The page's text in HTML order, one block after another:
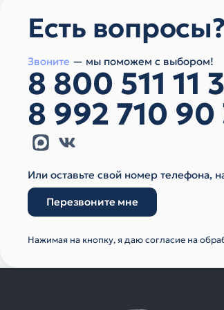
Есть вопросы?
Звоните — мы поможем с выбором!
8 800 511 11
8 992 710 90
Или оставьте свой номер телефона,
Перезвоните мне
Нажимая на кнопку, я даю согласие на